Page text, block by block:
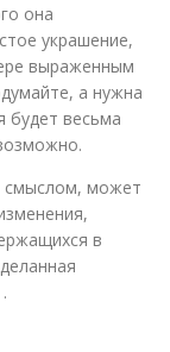
она
украшение,
выраженным
а нужна
будет весьма
смыслом, может
в